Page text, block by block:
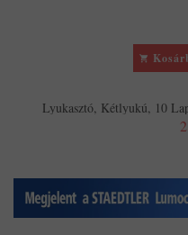
Lyukasztó, Kétlyukú, 10